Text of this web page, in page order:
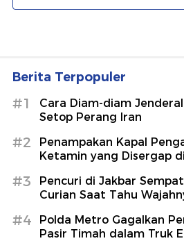
Berita Terpopuler
#1
Cara Diam-diam
Setop Perang Iran
#2
Penampakan Kapal
Ketamin yang Disergap
#3
Pencuri di Jakbar
Curian Saat Tahu
#4
Polda Metro Gagalkan
Pasir Timah dalam Truk